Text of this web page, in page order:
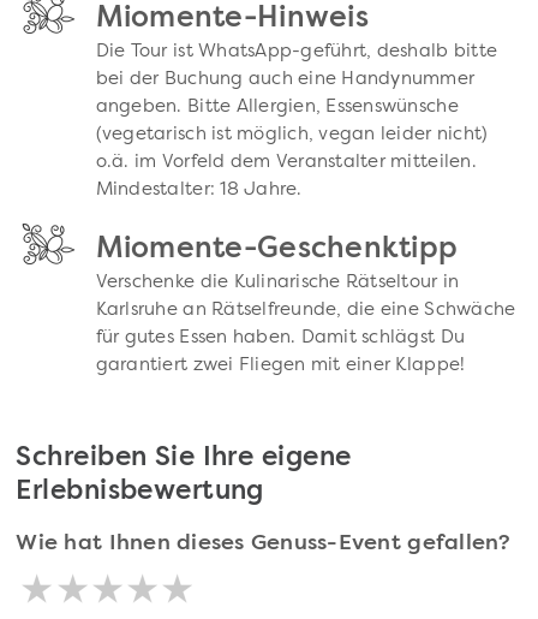
Miomente-Hinweis
Die Tour ist WhatsApp-geführt, deshalb bitte
bei der Buchung auch eine Handynummer
angeben. Bitte Allergien, Essenswünsche
(vegetarisch ist möglich, vegan leider nicht)
o.ä. im Vorfeld dem Veranstalter mitteilen.
Mindestalter: 18 Jahre.
Miomente-Geschenktipp
Verschenke die Kulinarische Rätseltour in
Karlsruhe an Rätselfreunde, die eine Schwäche
für gutes Essen haben. Damit schlägst Du
garantiert zwei Fliegen mit einer Klappe!
Schreiben Sie Ihre eigene
Erlebnisbewertung
Wie hat Ihnen dieses Genuss-Event gefallen?